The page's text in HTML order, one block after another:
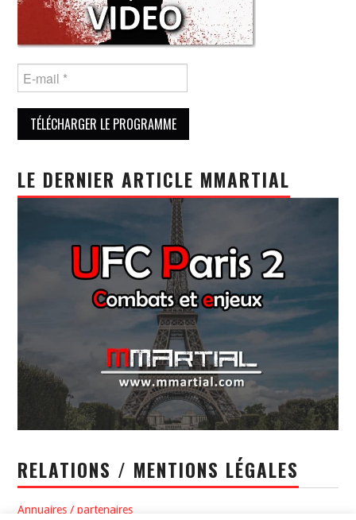
LE DERNIER ARTICLE MMARTIAL
RELATIONS / MENTIONS LÉGALES
Annuaires / partenaires